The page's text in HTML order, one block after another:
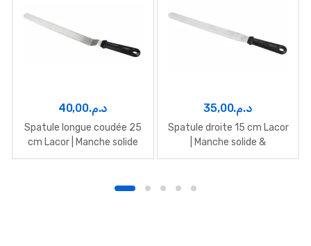
د.م.40,00
Spatule longue coudée 25
cm Lacor | Manche solide
د.م.35,00
Spatule droite 15 cm Lacor
| Manche solide &
ergonomique